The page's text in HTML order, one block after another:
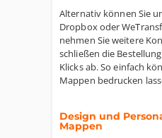
Alternativ können Sie
Dropbox oder
nehmen Sie weitere
schließen die
Klicks ab. So einfach
Mappen bedrucken
Design und
Mappen